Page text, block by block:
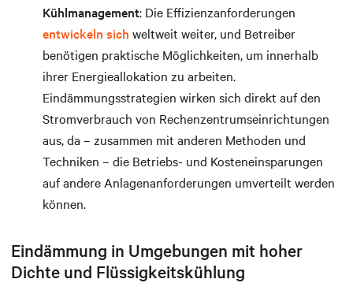
Kühlmanagement: Die Effizienzanforderungen
entwickeln sich weltweit weiter, und Betreiber
benötigen praktische Möglichkeiten, um innerhalb
ihrer Energieallokation zu arbeiten.
Eindämmungsstrategien wirken sich direkt auf den
Stromverbrauch von Rechenzentrumseinrichtungen
aus, da – zusammen mit anderen Methoden und
Techniken – die Betriebs- und Kosteneinsparungen
auf andere Anlagenanforderungen umverteilt werden
können.
Eindämmung in Umgebungen mit hoher
Dichte und Flüssigkeitskühlung